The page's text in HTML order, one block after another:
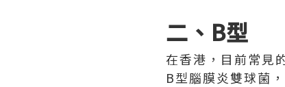
二、B型
在香港，目前常見
B型腦膜炎雙球菌